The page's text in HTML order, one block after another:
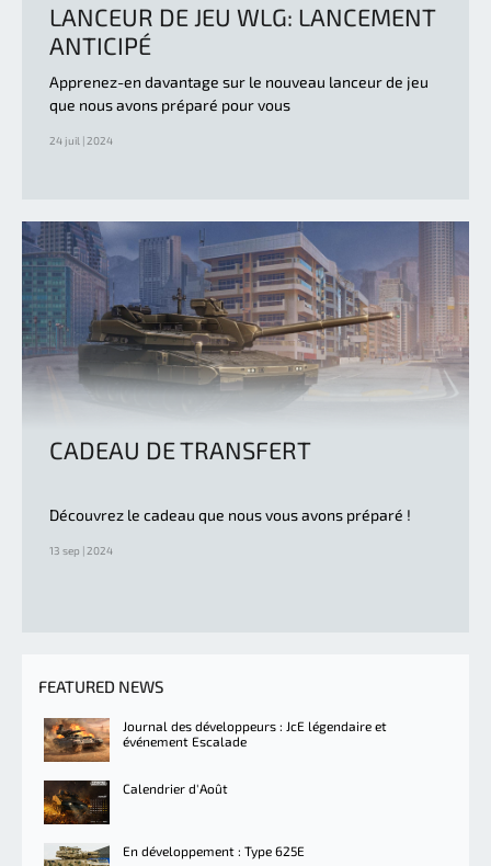
LANCEUR DE JEU WLG: LANCEMENT
ANTICIPÉ
Apprenez-en davantage sur le nouveau lanceur de jeu
que nous avons préparé pour vous
24 juil | 2024
CADEAU DE TRANSFERT
Découvrez le cadeau que nous vous avons préparé !
13 sep | 2024
FEATURED NEWS
Journal des développeurs : JcE légendaire et
événement Escalade
Calendrier d'Août
En développement : Type 625E